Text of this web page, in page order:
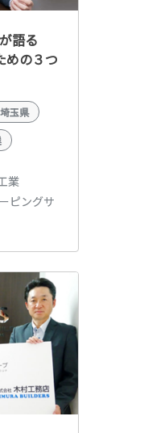
語る
めの３つ
埼玉県
業
ピングサ